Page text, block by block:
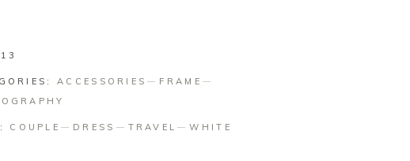
13
ACCESSORIES
FRAME
COUPLE DRESS TRAVEL WHITE